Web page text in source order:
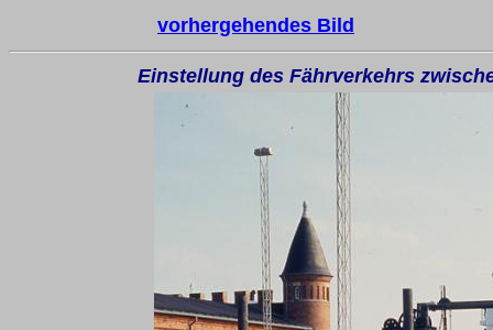
vorhergehendes Bild
Einstellung des Fährverkehrs